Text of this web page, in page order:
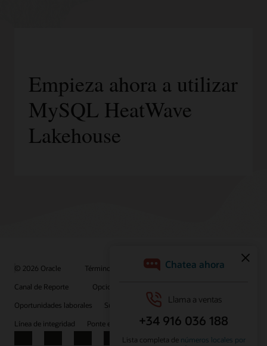
Empieza ahora a utilizar
MySQL HeatWave
Lakehouse
© 2026 Oracle
Términos de uso y privacidad
Canal de Reporte
Opciones de publicidad
Oportunidades laborales
Suscríbete para recibir correos electrónicos
Línea de integridad
Ponte en contacto con nosotros
Facebook
X LinkedInYouTube